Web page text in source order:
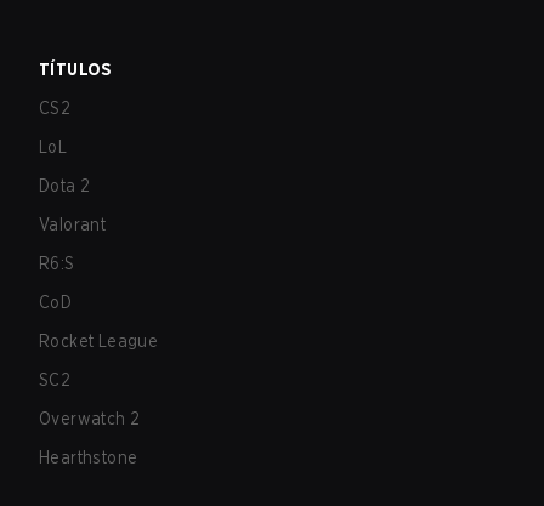
TÍTULOS
CS2
LoL
Dota 2
Valorant
R6:S
CoD
Rocket League
SC2
Overwatch 2
Hearthstone